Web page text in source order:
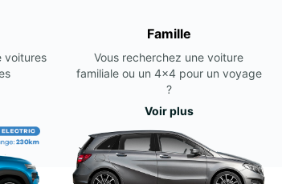
voitures
Famille
Vous recherchez une voiture
familiale ou un 4x4 pour un voyage
?
Voir plus